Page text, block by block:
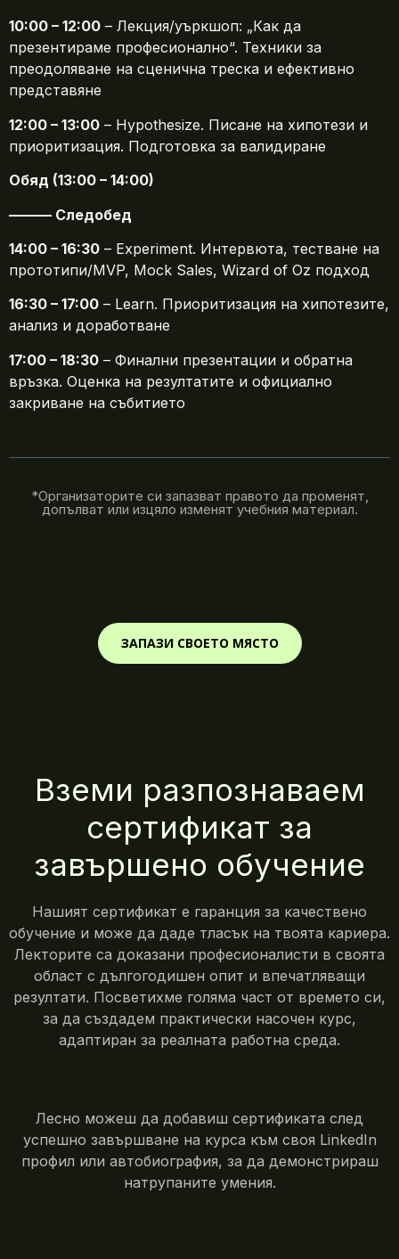
10:00 – 12:00 – Лекция/уъркшоп: „Как да
презентираме професионално“. Техники за
преодоляване на сценична треска и ефективно
представяне
12:00 – 13:00 – Hypothesize. Писане на хипотези и
приоритизация. Подготовка за валидиране
Обяд (13:00 – 14:00)
——— Следобед
14:00 – 16:30 – Experiment. Интервюта, тестване на
прототипи/MVP, Mock Sales, Wizard of Oz подход
16:30 – 17:00 – Learn. Приоритизация на хипотезите,
анализ и доработване
17:00 – 18:30 – Финални презентации и обратна
връзка. Оценка на резултатите и официално
закриване на събитието
*Организаторите си запазват правото да променят,
допълват или изцяло изменят учебния материал.
ЗАПАЗИ СВОЕТО МЯСТО
Вземи разпознаваем
сертификат за
завършено обучение
Нашият сертификат е гаранция за качествено
обучение и може да даде тласък на твоята кариера.
Лекторите са доказани професионалисти в своята
област с дългогодишен опит и впечатляващи
резултати. Посветихме голяма част от времето си,
за да създадем практически насочен курс,
адаптиран за реалната работна среда.
Лесно можеш да добавиш сертификата след
успешно завършване на курса към своя LinkedIn
профил или автобиография, за да демонстрираш
натрупаните умения.